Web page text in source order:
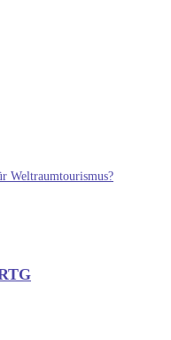
Weltraumtourismus?